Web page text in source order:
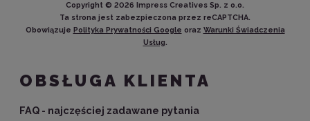
Copyright © 2026 Impress Creatives Sp. z o.o.
Ta strona jest zabezpieczona przez reCAPTCHA.
Obowiązuje Polityka Prywatności Google oraz Warunki Świadczenia
Usług.
OBSŁUGA KLIENTA
FAQ - najczęściej zadawane pytania